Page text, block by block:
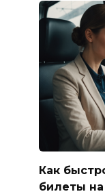
Как
билеты